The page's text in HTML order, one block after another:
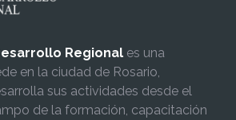
Regional es una
en la ciudad de Rosario,
sus actividades desde el
de la formación, capacitación